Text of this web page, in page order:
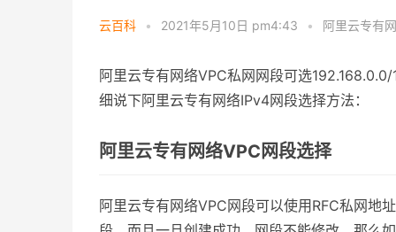
云百科 • 2021年5月10日 pm4:43 • 阿里云专有
阿里云专有网络VPC私网网段可选
细说下阿里云专有网络IPv4网段选择方法：
阿里云专有网络VPC网段选择
阿里云专有网络VPC网段可以使用RFC私网地